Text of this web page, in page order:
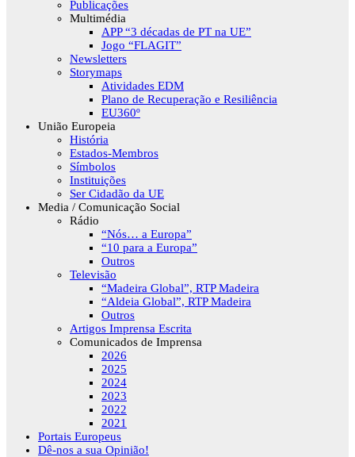
Publicações
Multimédia
APP “3 décadas de PT na UE”
Jogo “FLAGIT”
Newsletters
Storymaps
Atividades EDM
Plano de Recuperação e Resiliência
EU360º
União Europeia
História
Estados-Membros
Símbolos
Instituições
Ser Cidadão da UE
Media / Comunicação Social
Rádio
“Nós… a Europa”
“10 para a Europa”
Outros
Televisão
“Madeira Global”, RTP Madeira
“Aldeia Global”, RTP Madeira
Outros
Artigos Imprensa Escrita
Comunicados de Imprensa
2026
2025
2024
2023
2022
2021
Portais Europeus
Dê-nos a sua Opinião!